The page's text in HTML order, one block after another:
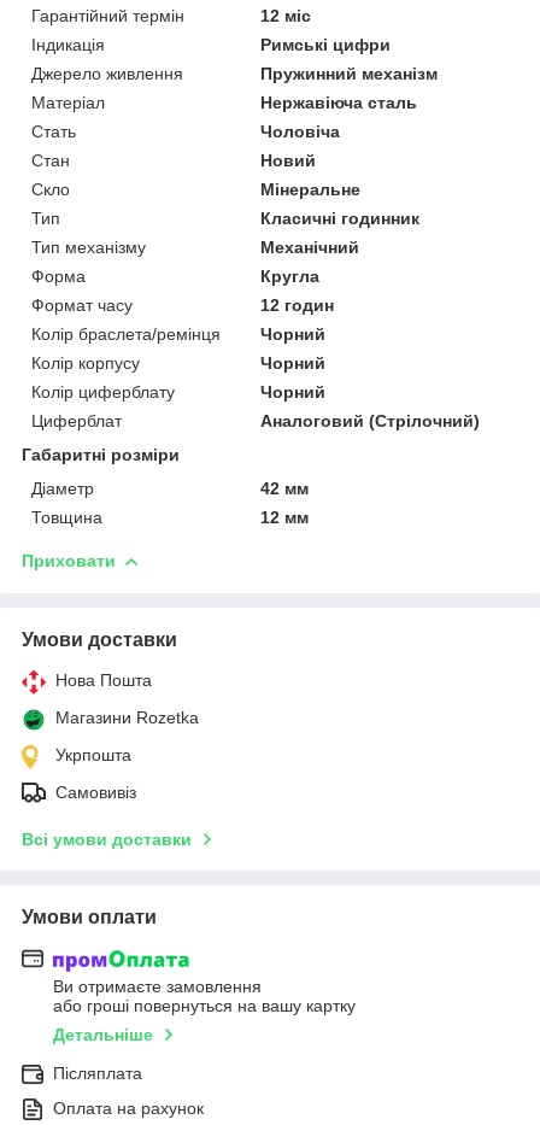
Гарантійний термін
12 міс
Індикація
Римські цифри
Джерело живлення
Пружинний механізм
Матеріал
Нержавіюча сталь
Стать
Чоловіча
Стан
Новий
Скло
Мінеральне
Тип
Класичні годинник
Тип механізму
Механічний
Форма
Кругла
Формат часу
12 годин
Колір браслета/ремінця
Чорний
Колір корпусу
Чорний
Колір циферблату
Чорний
Циферблат
Аналоговий (Стрілочний)
Габаритні розміри
Діаметр
42 мм
Товщина
12 мм
Приховати
Умови доставки
Нова Пошта
Магазини Rozetka
Укрпошта
Самовивіз
Всі умови доставки
Умови оплати
Ви отримаєте замовлення
або гроші повернуться на вашу картку
Детальніше
Післяплата
Оплата на рахунок